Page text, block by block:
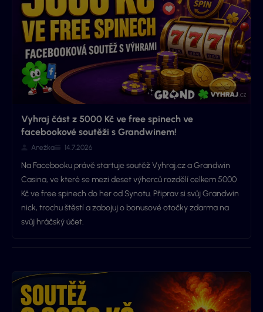
Vyhraj část z 5000 Kč ve free spinech ve
facebookové soutěži s Grandwinem!
Anežka 14.7.2026
Na Facebooku právě startuje soutěž Vyhraj.cz a Grandwin
Casina, ve které se mezi deset výherců rozdělí celkem 5000
Kč ve free spinech do her od Synotu. Připrav si svůj Grandwin
nick, trochu štěstí a zabojuj o bonusové otočky zdarma na
svůj hráčský účet.